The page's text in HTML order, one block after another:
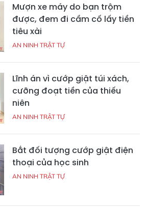
Mượn xe máy do bạn trộm
được, đem đi cầm cố lấy tiền
tiêu xài
AN NINH TRẬT TỰ
Lĩnh án vì cướp giật túi xách,
cưỡng đoạt tiền của thiếu
niên
AN NINH TRẬT TỰ
Bắt đối tượng cướp giật điện
thoại của học sinh
AN NINH TRẬT TỰ